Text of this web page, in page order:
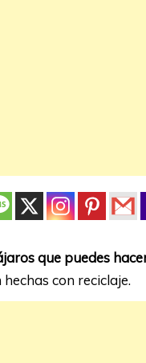
que puedes
con reciclaje.